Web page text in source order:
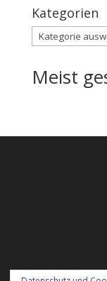
Kategorien
Kategorien
Meist